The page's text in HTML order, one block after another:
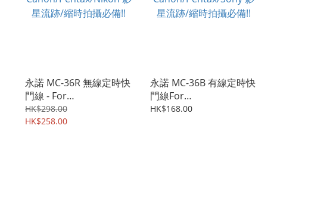
永諾 MC-36R 無線定時快
門線 - For
Canon/Pentax/Nikon 影
星流跡/縮時拍攝必備!!
HK$298.00
HK$258.00
永諾 MC-36B 有線定時快
門線For
Canon/Pentax/Sony 影
HK$168.00